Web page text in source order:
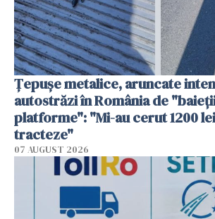
Țepușe metalice, aruncate
autostrăzi în România de
platforme": "Mi-au cerut 1200
tracteze"
07 AUGUST 2026